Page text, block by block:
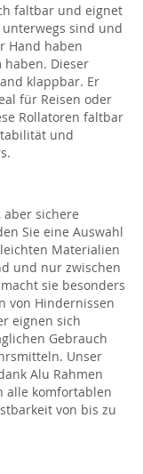
faltbar und eignet
sind und
Hand haben
haben. Dieser
klappbar. Er
für Reisen oder
Rollatoren faltbar
und
sichere
Sie eine Auswahl
Materialien
und nur zwischen
sie besonders
von Hindernissen
eignen sich
Gebrauch
Unser
Alu Rahmen
alle komfortablen
von bis zu